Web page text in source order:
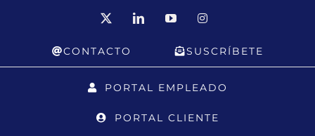
LinkedInYouTubeInstagram
CONTACTO SUSCRÍBETE
PORTAL EMPLEADO
PORTAL CLIENTE